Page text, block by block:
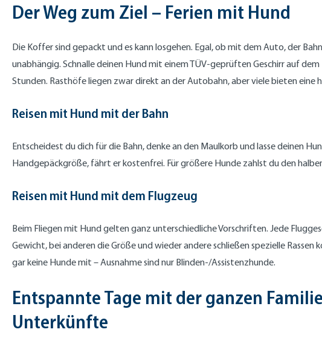
Der Weg zum Ziel – Ferien mit Hund
Die Koffer sind gepackt und es kann losgehen. Egal, ob mit dem Auto, der
unabhängig. Schnalle deinen Hund mit einem TÜV-geprüften Geschirr auf
Stunden. Rasthöfe liegen zwar direkt an der Autobahn, aber viele bieten eine
Reisen mit Hund mit der Bahn
Entscheidest du dich für die Bahn, denke an den Maulkorb und lasse deinen
Handgepäckgröße, fährt er kostenfrei. Für größere Hunde zahlst du den halben
Reisen mit Hund mit dem Flugzeug
Beim Fliegen mit Hund gelten ganz unterschiedliche Vorschriften. Jede
Gewicht, bei anderen die Größe und wieder andere schließen spezielle
gar keine Hunde mit – Ausnahme sind nur Blinden-/Assistenzhunde.
Entspannte Tage mit der ganzen
Unterkünfte